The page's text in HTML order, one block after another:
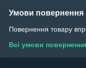
Умови повернення
Повернення товару
Всі умови повернення